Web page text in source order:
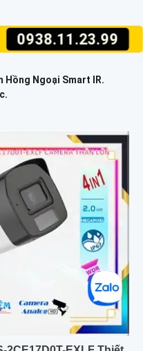
0938.11.23.99
Hồng Ngoại Smart IR.